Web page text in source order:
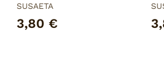
SUSAETA
3,80 €